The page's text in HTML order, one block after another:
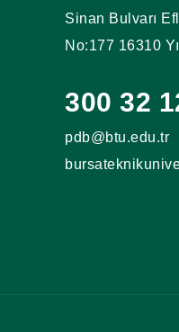
Sinan Bulvarı
No:177 16310
300 32
pdb@btu.edu.tr